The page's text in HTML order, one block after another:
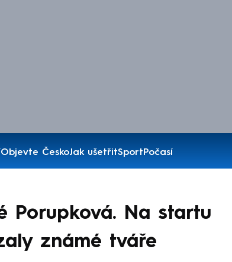
Objevte ČeskoJak ušetřitSportPočasí
Porupková. Na startu
známé tváře